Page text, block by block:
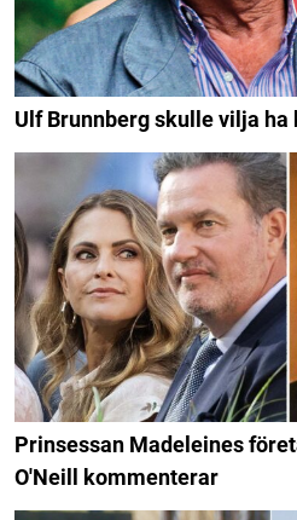
Ulf Brunnberg skulle vilja
Prinsessan Madeleines
O'Neill kommenterar